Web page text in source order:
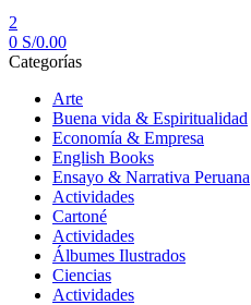
2
0 S/0.00
Categorías
Arte
Buena vida & Espiritualidad
Economía & Empresa
English Books
Ensayo & Narrativa Peruana
Actividades
Cartoné
Actividades
Álbumes Ilustrados
Ciencias
Actividades